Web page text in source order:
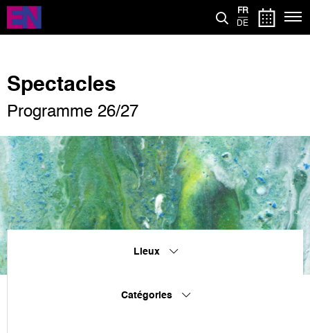
Aller
contenu
FR
DE
Spectacles
Programme 26/27
Lieux
Catégories